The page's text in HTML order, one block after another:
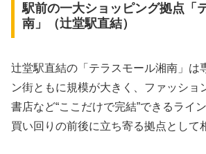
駅前の一大ショッピング拠点「
南」（辻堂駅直結）
辻堂駅直結の「テラスモール湘南」は
ン街ともに規模が大きく、ファッショ
書店など“ここだけで完結”できるライン
買い回りの前後に立ち寄る拠点として